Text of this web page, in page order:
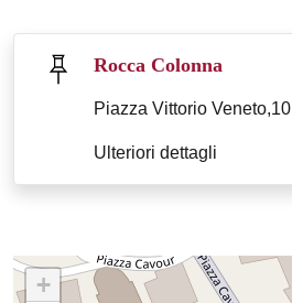
Rocca Colonna
Piazza Vittorio Veneto,10
Ulteriori dettagli
+